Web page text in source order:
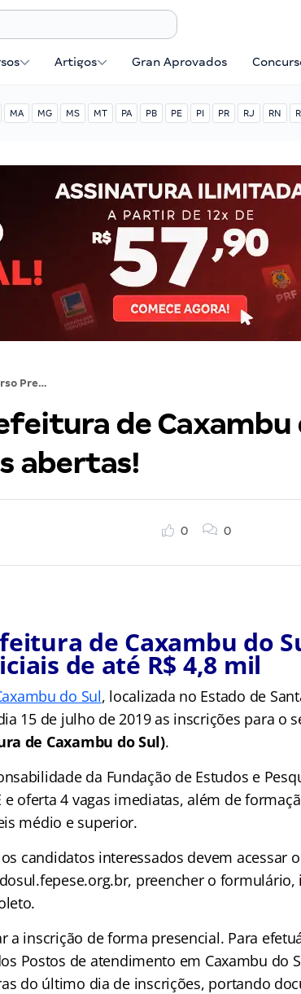
Artigos Gran Aprovados
MA MG MS MT PA PB PE PI PR RJ RN
Concurso Prefeitura de Caxambu do Sul SC: inscrições abertas!
de Caxambu
abertas!
0 0
de Caxambu do
de até R$ 4,8 mil
do Sul, localizada no Estado de
15 de julho de 2019 as inscrições para o
de Caxambu do Sul).
da Fundação de Estudos e
e oferta 4 vagas imediatas, além de
médio e superior.
candidatos interessados devem acessar
preencher o
a inscrição de forma presencial. Para
Postos de atendimento em Caxambu do
do último dia de inscrições, portando